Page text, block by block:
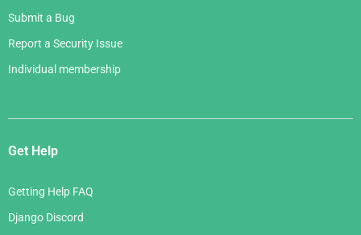
Submit a Bug
Report a Security Issue
Individual membership
Get Help
Getting Help FAQ
Django Discord